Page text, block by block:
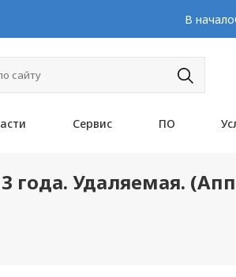
В начало
Сервис ПО
года. Удаляемая.